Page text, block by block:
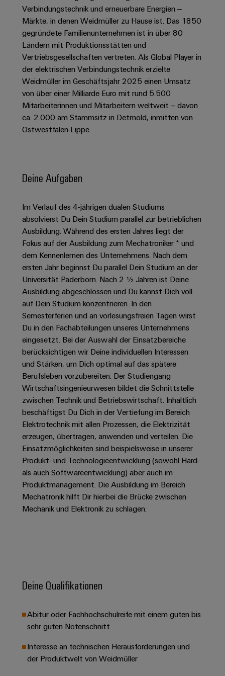
und
-
verteilung
Stabilität
und
Sicherheit
moderne
Energienetze
Gebäudeinfrastruktur
Lösungen
für
der
Gerätehersteller
Innovative
Verbindungslösungen
für
Geräte
Konventionelle
Energieerzeugung
Zukunftssicherheit
für
bewährte
Energieerzeugung
Maschinenbau
Lösungen
für
verschiedene
Segmente
der
Maschinen
und
Fabrikautomation
Öl
&
Gas
Sicherer
Betrieb
mit
vernetzten
Ressourceneffizienz
Schaltschrankbau
für
die
Herausforderungen
und
Feldebene
Feldverdrahtung
Smart
Cabinet
Building
Smart
Metering
Workplace
Systeme
und
Lösungen
Dezentrale
Automatisierung
Energiemanagement-
Lösungen
IIoT
&
Automation
Software
Industrial
Analytics
Industrial
Automation
Industrial
IoT
Industrial
easyConnect
EZA-
Regler
Gerätehersteller
&
Migrationslösungen
Serviceschnittstellen
Verteilerboxen
Elektronik
Koppelrelais
Trennverstärker
und
Stromversorgungen
Elektronikgehäuse
Blitz-
und
Überspannungsschutz
PV
Generatoranschlusskasten
Feldbusverteiler
Automatisierung
&
Software
Steuerungen
I/O-
Systeme
Industrial
Ethernet
Visualisierungstools
und
Smart
Weidmüller
Connectivity
Consulting
Digitales
Engineering
Weidmüller
Configurator
PCB
Connector
Services
Support
Technischer
Support
Umweltbezogene
Produktkonformität
Engineering
Daten
Technische
Produktkataloge
Reparatur
und
Ersatzteile
Trainings
und
Webinare
PSIRT
Digitale
Bestellmöglichkeiten
EDI-
ALLE
Messen
Newsletter
Anmeldung
Kundenservice
Webshop
Preisliste
Weidmüller
Welt
Orange
Mag
|
Kundenmagazin
Länder
Management
Presse
Unternehmensmeldungen
Fachpressemeldungen
Pressekontakt
Unsere
Partner
IIoT
and
Automation
Partner
Netzwerk
IIoT
and
Automation
Solution
Partner
finden
Solution
Partner
Messen
&
Globale
&
Events
Stellen
für
Studierende
Für
Schülerinnen
und
Schüler
Ausbildung
Erfolgreiche
Karrierewege
Offene
Ausbildungs-
und
Studienplätze
Veranstaltungen
Aktuelle
Termine
Workshops
für
Schulklassen
Stellenbörse
in unseren
Verbindungstechnik und erneuerbare Energien –
Märkte, in denen Weidmüller zu Hause ist. Das 1850
gegründete Familienunternehmen ist in über 80
Ländern mit Produktionsstätten und
Vertriebsgesellschaften vertreten. Als Global Player in
der elektrischen Verbindungstechnik erzielte
Weidmüller im Geschäftsjahr 2025 einen Umsatz
von über einer Milliarde Euro mit rund 5.500
Mitarbeiterinnen und Mitarbeitern weltweit – davon
ca. 2.000 am Stammsitz in Detmold, inmitten von
Ostwestfalen-Lippe.
Deine Aufgaben
Im Verlauf des 4-jährigen dualen Studiums
absolvierst Du Dein Studium parallel zur betrieblichen
Ausbildung. Während des ersten Jahres liegt der
Fokus auf der Ausbildung zum Mechatroniker * und
dem Kennenlernen des Unternehmens. Nach dem
ersten Jahr beginnst Du parallel Dein Studium an der
Universität Paderborn. Nach 2 ½ Jahren ist Deine
Ausbildung abgeschlossen und Du kannst Dich voll
auf Dein Studium konzentrieren. In den
Semesterferien und an vorlesungsfreien Tagen wirst
Du in den Fachabteilungen unseres Unternehmens
eingesetzt. Bei der Auswahl der Einsatzbereiche
berücksichtigen wir Deine individuellen Interessen
und Stärken, um Dich optimal auf das spätere
Berufsleben vorzubereiten. Der Studiengang
Wirtschaftsingenieurwesen bildet die Schnittstelle
zwischen Technik und Betriebswirtschaft. Inhaltlich
beschäftigst Du Dich in der Vertiefung im Bereich
Elektrotechnik mit allen Prozessen, die Elektrizität
erzeugen, übertragen, anwenden und verteilen. Die
Einsatzmöglichkeiten sind beispielsweise in unserer
Produkt- und Technologieentwicklung (sowohl Hard-
als auch Softwareentwicklung) aber auch im
Produktmanagement. Die Ausbildung im Bereich
Mechatronik hilft Dir hierbei die Brücke zwischen
Mechanik und Elektronik zu schlagen.
Deine Qualifikationen
Abitur oder Fachhochschulreife mit einem guten bis
sehr guten Notenschnitt
Interesse an technischen Herausforderungen und
der Produktwelt von Weidmüller